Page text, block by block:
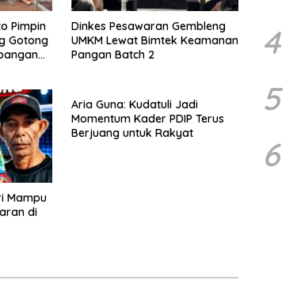
Pimpin
Gotong
Dinkes Pesawaran Gembleng
UMKM Lewat Bimtek Keamanan
Pangan Batch 2
Mampu
di
Aria Guna: Kudatuli Jadi
Momentum Kader PDIP Terus
Berjuang untuk Rakyat
4
5
6